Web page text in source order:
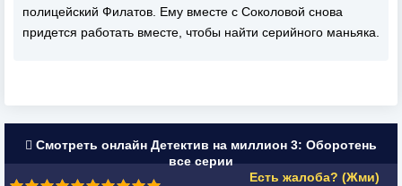
полицейский Филатов. Ему вместе с Соколовой снова
придется работать вместе, чтобы найти серийного маньяка.
Смотреть онлайн Детектив на миллион 3: Оборотень
все серии
Есть жалоба? (Жми)